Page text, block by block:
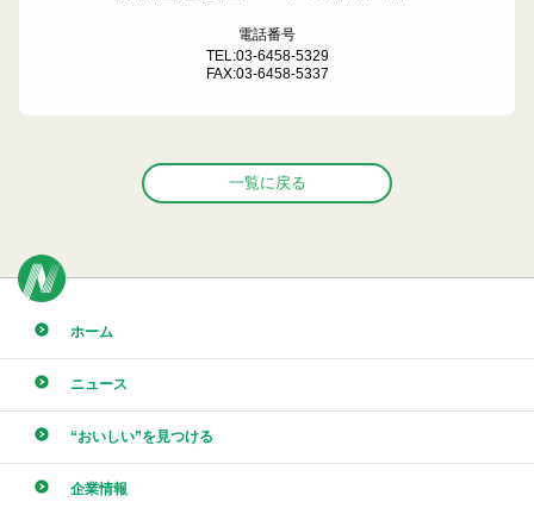
電話番号
TEL:03-6458-5329
FAX:03-6458-5337
一覧に戻る
ホーム
ニュース
“おいしい”を見つける
企業情報